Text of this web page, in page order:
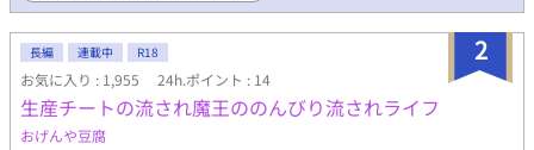
2
長編 連載中 R18
お気に入り : 1,955 24h.ポイント : 14
生産チートの流され魔王ののんびり流されライフ
おげんや豆腐